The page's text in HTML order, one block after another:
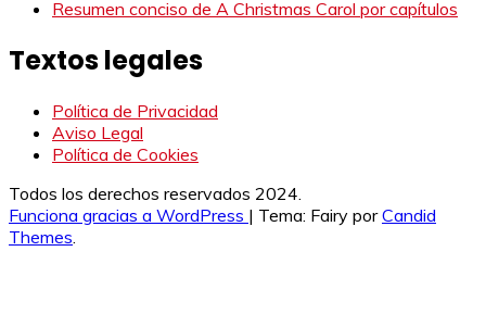
Resumen conciso de A Christmas Carol por capítulos
Textos legales
Política de Privacidad
Aviso Legal
Política de Cookies
Todos los derechos reservados 2024.
Funciona gracias a WordPress | Tema: Fairy porCandid
Themes.